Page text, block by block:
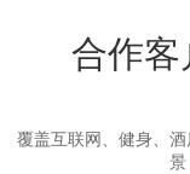
合作
覆盖互联网、健身、
景